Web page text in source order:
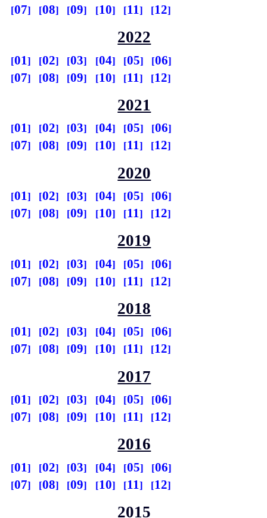
07
08 09 10 11 12
2022
01 02 03 04 05
06
07
08 09 10 11 12
2021
01 02 03 04 05
06
07
08 09 10 11 12
2020
01 02 03 04 05
06
07
08 09 10 11 12
2019
01 02 03 04 05
06
07
08 09 10 11 12
2018
01 02 03 04 05
06
07
08 09 10 11 12
2017
01 02 03 04 05
06
07
08 09 10 11 12
2016
01 02 03 04 05
06
07
08 09 10 11 12
2015